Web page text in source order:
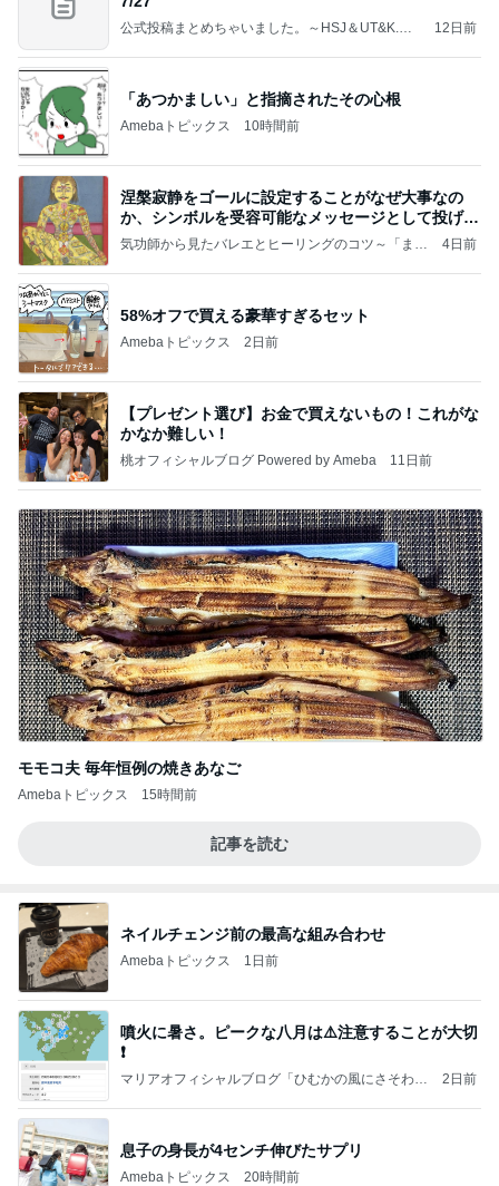
公式投稿まとめちゃいました。～HSJ＆UT&K.O.
12日前
「あつかましい」と指摘されたその心根
Amebaトピックス 10時間前
涅槃寂静をゴールに設定することがなぜ大事なの
か、シンボルを受容可能なメッセージとして投げる
ことが
気功師から見たバレエとヒーリングのコツ～「まと
4日前
58%オフで買える豪華すぎるセット
Amebaトピックス 2日前
【プレゼント選び】お金で買えないもの！これがな
かなか難しい！
桃オフィシャルブログ Powered by Ameba 11日前
モモコ夫 毎年恒例の焼きあなご
Amebaトピックス 15時間前
記事を読む
ネイルチェンジ前の最高な組み合わせ
Amebaトピックス 1日前
噴火に暑さ。ピークな八月は⚠️注意することが大切
❗️
マリアオフィシャルブログ「ひむかの風にさそわれ
2日前
息子の身長が4センチ伸びたサプリ
Amebaトピックス 20時間前